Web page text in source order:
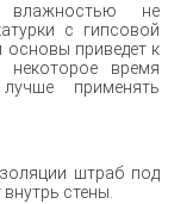
не
с гипсовой
основы приведет к
некоторое время
применять
штраб под
стены.